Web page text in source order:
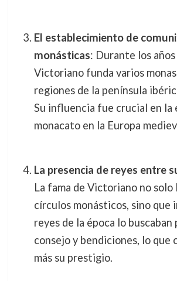
El establecimiento de
monásticas: Durante los
Victoriano funda varios
regiones de la península
Su influencia fue crucial en la
monacato en la Europa
La presencia de reyes entre
La fama de Victoriano no solo
círculos monásticos, sino que
reyes de la época lo
consejo y bendiciones, lo que
más su prestigio.